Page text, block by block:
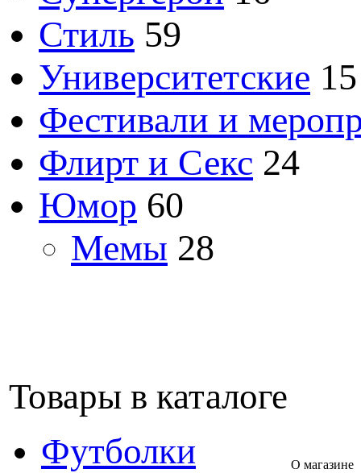
Стиль 59
Университетские 15
Фестивали и
Флирт и Секс 24
Юмор 60
Мемы 28
Товары в каталоге
Футболки
О магазине